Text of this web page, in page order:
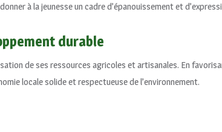
à la jeunesse un cadre d’épanouissement et
durable
de ses ressources agricoles et artisanales. En
locale solide et respectueuse de l’environnement.